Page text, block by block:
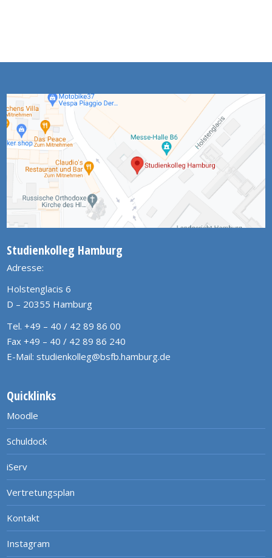
Studienkolleg Hamburg
Adresse:
Holstenglacis 6
D – 20355 Hamburg
Tel. +49 – 40 / 42 89 86 00
Fax +49 – 40 / 42 89 86 240
E-Mail: studienkolleg@bsfb.hamburg.de
Quicklinks
Moodle
Schuldock
iServ
Vertretungsplan
Kontakt
Instagram